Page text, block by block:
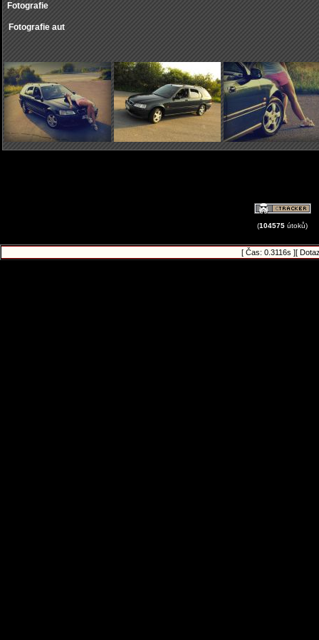
Fotografie
Fotografie aut
(104575 útoků)
[ Čas: 0.3116s ][